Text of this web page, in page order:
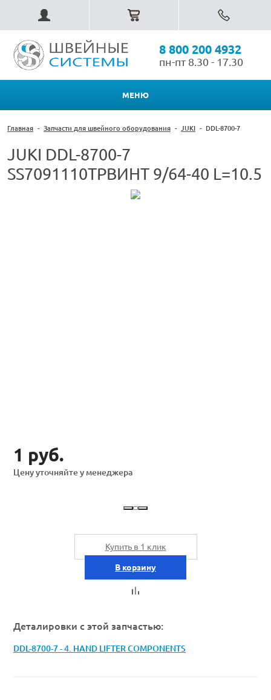
8 800 200 4932
пн-пт 8.30 - 17.30
МЕНЮ
Главная - Запчасти для швейного оборудования - JUKI - DDL-8700-7
JUKI DDL-8700-7
SS7091110TPВИНТ 9/64-40 L=10.5
1 руб.
Цену уточняйте у менеджера
Купить в 1 клик
В корзину
Деталировки с этой запчастью:
DDL-8700-7 - 4. HAND LIFTER COMPONENTS